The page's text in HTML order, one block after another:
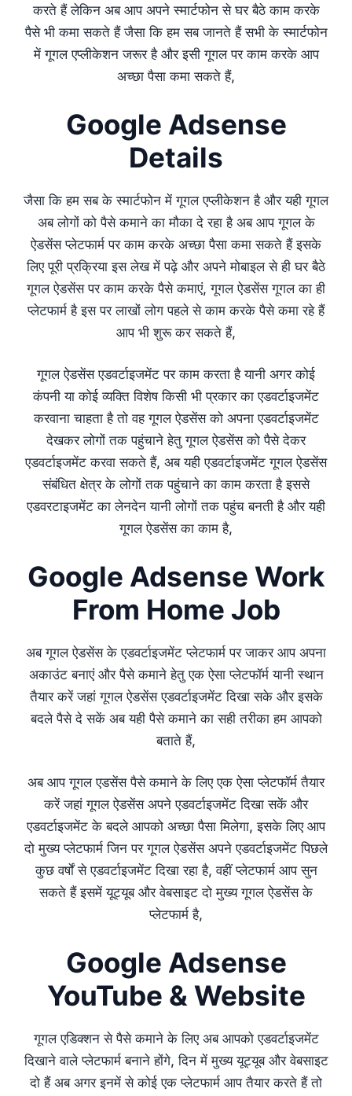
करते हैं लेकिन अब आप अपने स्मार्टफोन से घर बैठे काम करके
पैसे भी कमा सकते हैं जैसा कि हम सब जानते हैं सभी के स्मार्टफोन
में गूगल एप्लीकेशन जरूर है और इसी गूगल पर काम करके आप
अच्छा पैसा कमा सकते हैं,
Google Adsense
Details
जैसा कि हम सब के स्मार्टफोन में गूगल एप्लीकेशन है और यही गूगल
अब लोगों को पैसे कमाने का मौका दे रहा है अब आप गूगल के
ऐडसेंस प्लेटफार्म पर काम करके अच्छा पैसा कमा सकते हैं इसके
लिए पूरी प्रक्रिया इस लेख में पढ़े और अपने मोबाइल से ही घर बैठे
गूगल ऐडसेंस पर काम करके पैसे कमाएं, गूगल ऐडसेंस गूगल का ही
प्लेटफार्म है इस पर लाखों लोग पहले से काम करके पैसे कमा रहे हैं
आप भी शुरू कर सकते हैं,
गूगल ऐडसेंस एडवर्टाइजमेंट पर काम करता है यानी अगर कोई
कंपनी या कोई व्यक्ति विशेष किसी भी प्रकार का एडवर्टाइजमेंट
करवाना चाहता है तो वह गूगल ऐडसेंस को अपना एडवर्टाइजमेंट
देखकर लोगों तक पहुंचाने हेतु गूगल ऐडसेंस को पैसे देकर
एडवर्टाइजमेंट करवा सकते हैं, अब यही एडवर्टाइजमेंट गूगल ऐडसेंस
संबंधित क्षेत्र के लोगों तक पहुंचाने का काम करता है इससे
एडवरटाइजमेंट का लेनदेन यानी लोगों तक पहुंच बनती है और यही
गूगल ऐडसेंस का काम है,
Google Adsense Work
From Home Job
अब गूगल ऐडसेंस के एडवर्टाइजमेंट प्लेटफार्म पर जाकर आप अपना
अकाउंट बनाएं और पैसे कमाने हेतु एक ऐसा प्लेटफॉर्म यानी स्थान
तैयार करें जहां गूगल ऐडसेंस एडवर्टाइजमेंट दिखा सके और इसके
बदले पैसे दे सकें अब यही पैसे कमाने का सही तरीका हम आपको
बताते हैं,
अब आप गूगल एडसेंस पैसे कमाने के लिए एक ऐसा प्लेटफॉर्म तैयार
करें जहां गूगल ऐडसेंस अपने एडवर्टाइजमेंट दिखा सकें और
एडवर्टाइजमेंट के बदले आपको अच्छा पैसा मिलेगा, इसके लिए आप
दो मुख्य प्लेटफार्म जिन पर गूगल ऐडसेंस अपने एडवर्टाइजमेंट पिछले
कुछ वर्षों से एडवर्टाइजमेंट दिखा रहा है, वहीं प्लेटफार्म आप सुन
सकते हैं इसमें यूट्यूब और वेबसाइट दो मुख्य गूगल ऐडसेंस के
प्लेटफार्म है,
Google Adsense
YouTube & Website
गूगल एडिक्शन से पैसे कमाने के लिए अब आपको एडवर्टाइजमेंट
दिखाने वाले प्लेटफार्म बनाने होंगे, दिन में मुख्य यूट्यूब और वेबसाइट
दो हैं अब अगर इनमें से कोई एक प्लेटफार्म आप तैयार करते हैं तो